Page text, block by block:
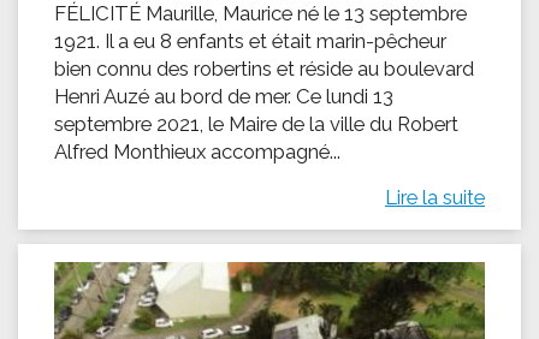
FÉLICITÉ Maurille, Maurice né le 13 septembre
1921. Il a eu 8 enfants et était marin-pêcheur
bien connu des robertins et réside au boulevard
Henri Auzé au bord de mer. Ce lundi 13
septembre 2021, le Maire de la ville du Robert
Alfred Monthieux accompagné...
Lire la suite